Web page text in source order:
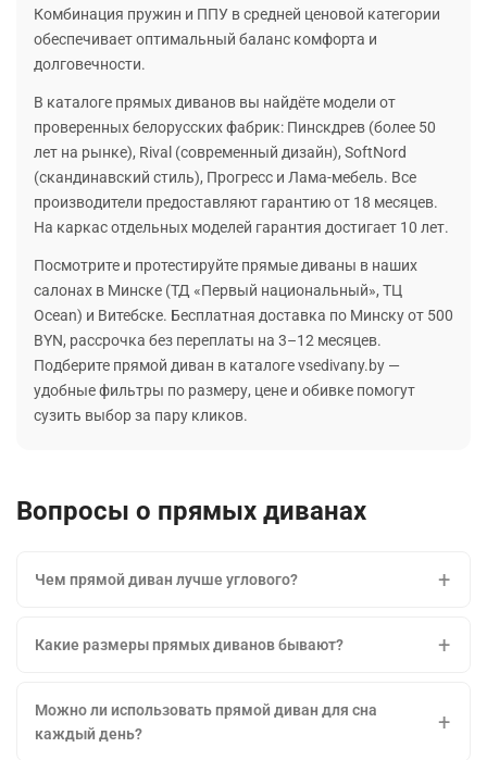
Комбинация пружин и ППУ в средней ценовой категории
обеспечивает оптимальный баланс комфорта и
долговечности.
В каталоге прямых диванов вы найдёте модели от
проверенных белорусских фабрик: Пинскдрев (более 50
лет на рынке), Rival (современный дизайн), SoftNord
(скандинавский стиль), Прогресс и Лама-мебель. Все
производители предоставляют гарантию от 18 месяцев.
На каркас отдельных моделей гарантия достигает 10 лет.
Посмотрите и протестируйте прямые диваны в наших
салонах в Минске (ТД «Первый национальный», ТЦ
Ocean) и Витебске. Бесплатная доставка по Минску от 500
BYN, рассрочка без переплаты на 3–12 месяцев.
Подберите прямой диван в каталоге vsedivany.by —
удобные фильтры по размеру, цене и обивке помогут
сузить выбор за пару кликов.
Вопросы о прямых диванах
Чем прямой диван лучше углового?
Какие размеры прямых диванов бывают?
Можно ли использовать прямой диван для сна
каждый день?